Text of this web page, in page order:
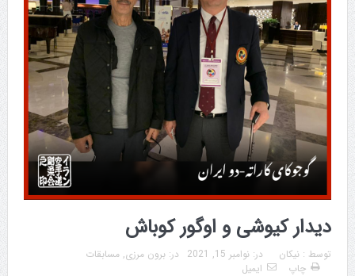
دیدار کیوشی و اوگور کوباش
توسط : نیکان در: نوامبر 15, 2021 در: برون مرزی, مسابقات
چاپ
ایمیل